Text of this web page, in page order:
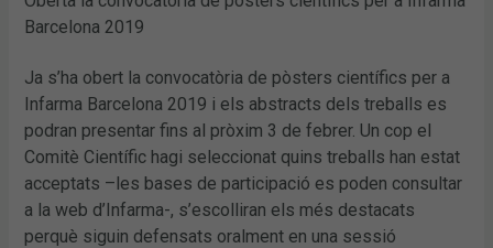
Barcelona 2019
Ja s’ha obert la convocatòria de pòsters científics per a
Infarma Barcelona 2019 i els abstracts dels treballs es
podran presentar fins al pròxim 3 de febrer. Un cop el
Comitè Científic hagi seleccionat quins treballs han estat
acceptats –les bases de participació es poden consultar
a la web d’Infarma-, s’escolliran els més destacats
perquè siguin defensats oralment en una sessió